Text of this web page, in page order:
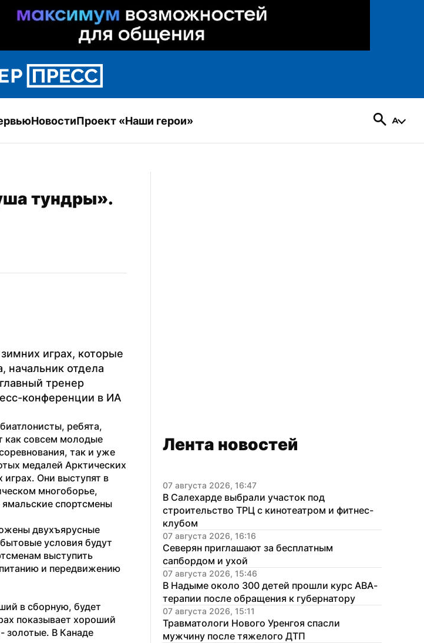
НовостиПроект «Наши герои»
тундры».
играх, которые
начальник отдела
тренер
конференции в ИА
ребята,
как совсем молодые
так и уже
медалей Арктических
Они выступят в
многоборье,
спортсмены
двухъярусные
условия будут
выступить
и передвижению
в сборную, будет
показывает хороший
золотые. В Канаде
Лента новостей
07 августа 2026, 16:47
В Салехарде выбрали участок под
строительство ТРЦ с кинотеатром и фитнес-
клубом
07 августа 2026, 16:16
Северян приглашают за бесплатным
сапбордом и ухой
07 августа 2026, 15:46
В Надыме около 300 детей прошли курс АВА-
терапии после обращения к губернатору
07 августа 2026, 15:11
Травматологи Нового Уренгоя спасли
мужчину после тяжелого ДТП